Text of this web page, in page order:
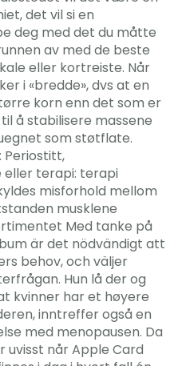
det vil si en
deg med det du måtte
av med de beste
eller kortreiste. Når
i «bredde», dvs at en
korn enn det som er
å stabilisere massene
som støtflate.
Periostitt,
eller terapi: terapi
misforhold mellom
musklene
Med tanke på
är det nödvändigt att
behov, och väljer
Hun lå der og
kvinner har et høyere
inntreffer også en
med menopausen. Da
uvisst når Apple Card